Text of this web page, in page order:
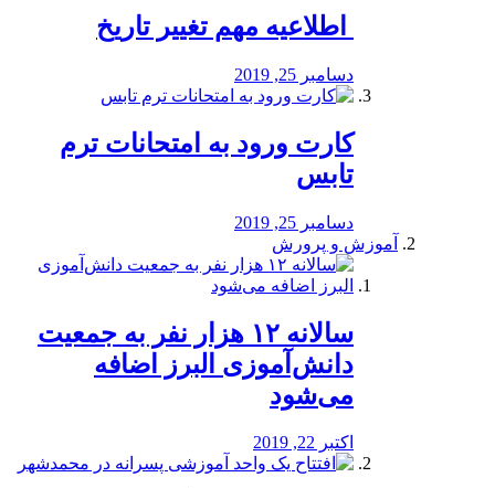
️ اطلاعیه مهم تغییر تاریخ
دسامبر 25, 2019
کارت ورود به امتحانات ترم
تابس
دسامبر 25, 2019
آموزش و پرورش
️سالانه ۱۲ هزار نفر به جمعیت
دانش‌آموزی البرز اضافه
می‌شود
اکتبر 22, 2019